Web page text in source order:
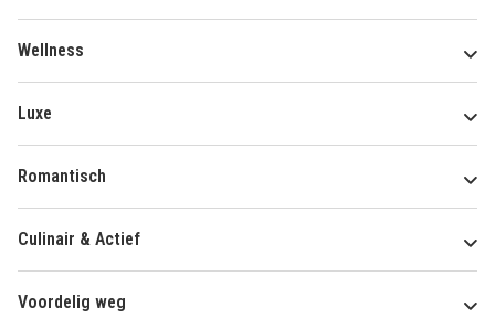
Wellness
Luxe
Romantisch
Culinair & Actief
Voordelig weg